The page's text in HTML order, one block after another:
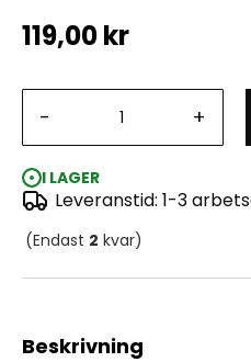
119,00 kr
- +
I LAGER
Leveranstid: 1-3
(Endast 2 kvar)
Gundam Color Spray
Beskrivning